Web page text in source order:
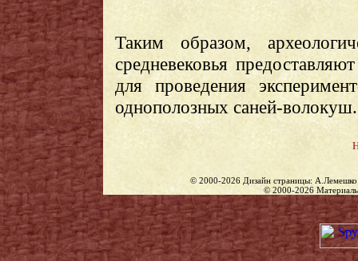
Таким образом,
средневековья
для проведения
однополозных саней-волокуш.
© 2000-2026 Дизайн страницы:
© 2000-2026 Материалы